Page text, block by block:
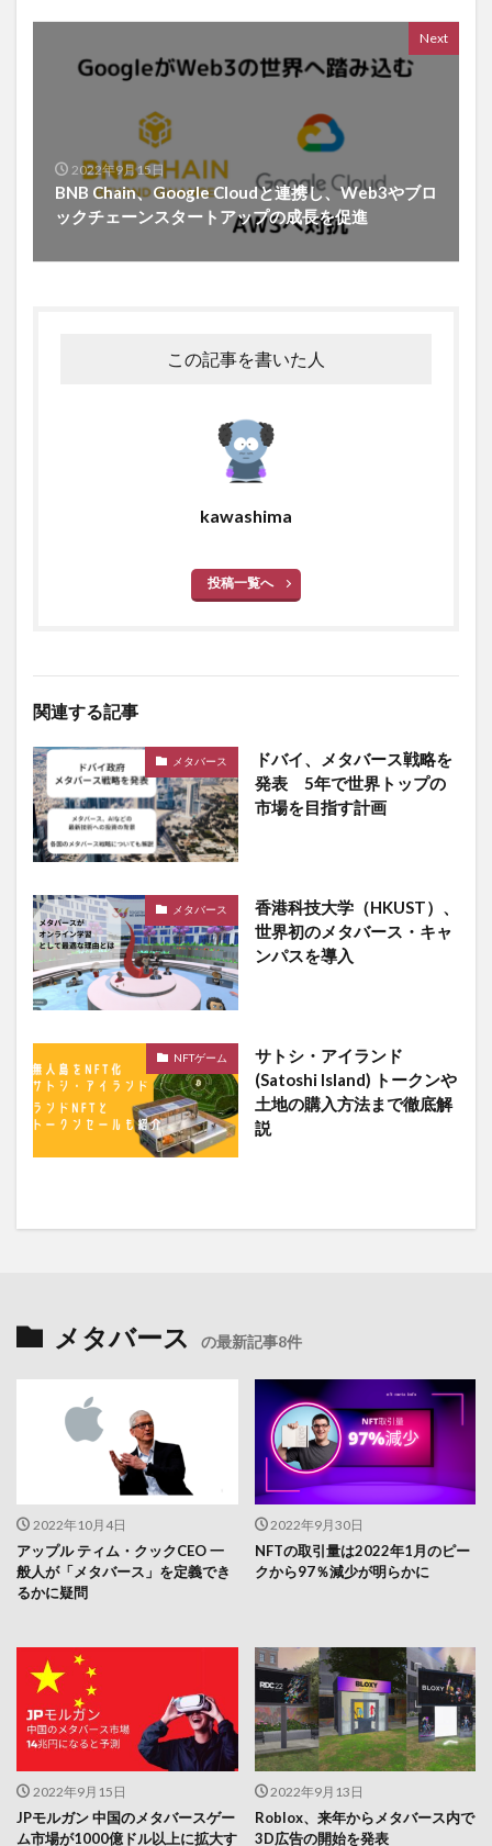
Next
2022年9月15日
BNB Chain、Google Cloudと連携し、Web3やブロ
ックチェーンスタートアップの成長を促進
この記事を書いた人
kawashima
投稿一覧へ
関連する記事
メタバース
ドバイ、メタバース戦略を
発表 5年で世界トップの
市場を目指す計画
メタバース
香港科技大学（HKUST）、
世界初のメタバース・キャ
ンパスを導入
NFTゲーム
サトシ・アイランド
(Satoshi Island) トークンや
土地の購入方法まで徹底解
説
メタバース の最新記事8件
2022年10月4日
アップル ティム・クックCEO 一
般人が「メタバース」を定義でき
るかに疑問
2022年9月30日
NFTの取引量は2022年1月のピー
クから97％減少が明らかに
2022年9月15日
JPモルガン 中国のメタバースゲー
ム市場が1000億ドル以上に拡大す
2022年9月13日
Roblox、来年からメタバース内で
3D広告の開始を発表